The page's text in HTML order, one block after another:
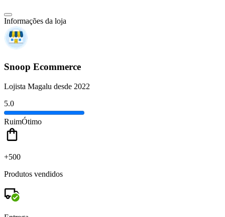
Informações da loja
Snoop Ecommerce
Lojista Magalu desde 2022
5.0
RuimÓtimo
+500
Produtos vendidos